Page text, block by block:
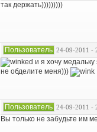
так держать)))))))))
Пользователь 24-09-2011 -
и я хочу
не обделите меня)))
Пользователь 24-09-2011 -
Вы только не забудьте им